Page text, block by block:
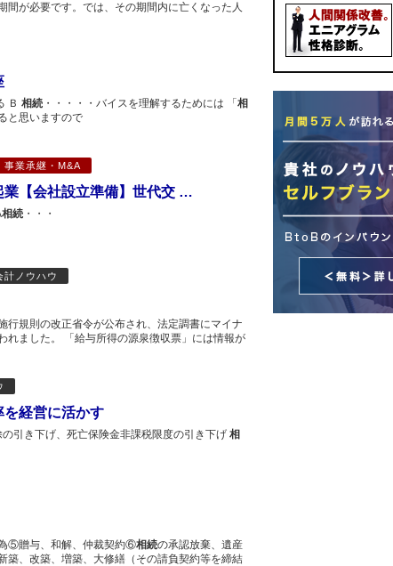
が必要です。では、その期間内に亡くなった人
Ｂ 相続 ・・・・・バイスを理解するためには 「 相
と思いますので
事業承継・M&A
業【会社設立準備】世代交 …
相続 ・・・
計ノウハウ
行規則の改正省令が公布され、法定調書にマイナ
れました。 「給与所得の源泉徴収票」には情報が
を経営に活かす
引き下げ、死亡保険金非課税限度の引き下げ 相
為⑤贈与、和解、仲裁契約⑥相続の承認放棄、遺産
、改築、増築、大修繕（その請負契約等を締結